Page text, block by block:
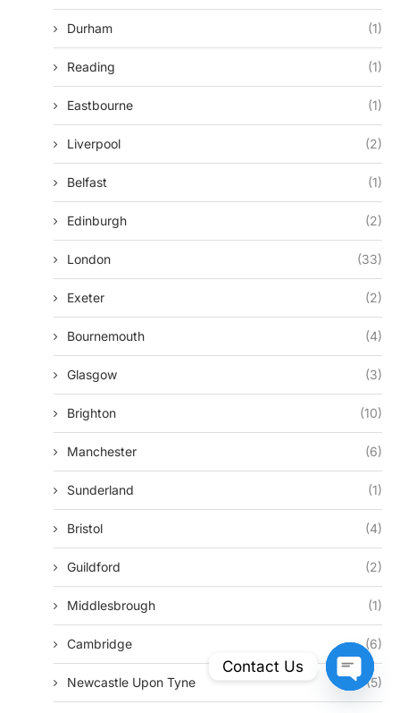
Durham (1)
Reading (1)
Eastbourne (1)
Liverpool (2)
Belfast (1)
Edinburgh (2)
London (33)
Exeter (2)
Bournemouth (4)
Glasgow (3)
Brighton (10)
Manchester (6)
Sunderland (1)
Bristol (4)
Guildford (2)
Middlesbrough (1)
Cambridge (6)
Newcastle Upon Tyne (5)
Contact Us